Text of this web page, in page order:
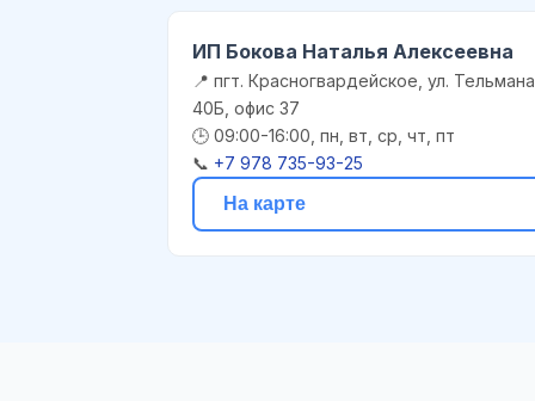
ИП Бокова Наталья Алексеевна
📍 пгт. Красногвардейское, ул. Тельмана,
40Б, офис 37
🕒 09:00-16:00, пн, вт, ср, чт, пт
📞 +7 978 735-93-25
На карте